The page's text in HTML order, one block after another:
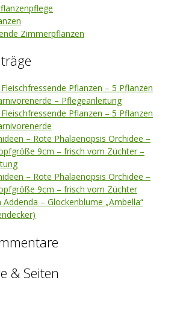
Zimmerpflanzen
Pflanzen – 5 Pflanzen
– Pflegeanleitung
Pflanzen – 5 Pflanzen
– Rote Phalaenopsis Orchidee –
9cm – frisch vom Züchter –
– Rote Phalaenopsis Orchidee –
9cm – frisch vom Züchter
Addenda – Glockenblume „Ambella“
& Seiten